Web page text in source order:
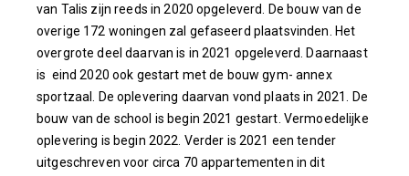
van Talis zijn reeds in 2020 opgeleverd. De bouw van de
overige 172 woningen zal gefaseerd plaatsvinden. Het
overgrote deel daarvan is in 2021 opgeleverd. Daarnaast
is eind 2020 ook gestart met de bouw gym- annex
sportzaal. De oplevering daarvan vond plaats in 2021. De
bouw van de school is begin 2021 gestart. Vermoedelijke
oplevering is begin 2022. Verder is 2021 een tender
uitgeschreven voor circa 70 appartementen in dit